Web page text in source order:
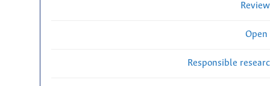
Open
Responsible